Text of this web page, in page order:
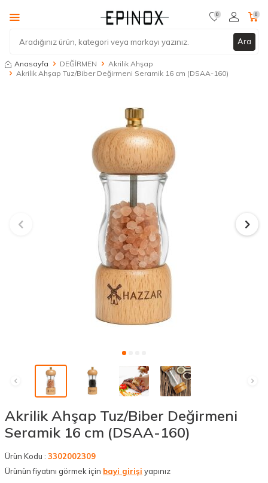
Ara
0 0
Anasayfa DEĞİRMEN
Akrilik Ahşap
Akrilik Ahşap Tuz/Biber Değirmeni Seramik 16 cm (DSAA-160)
Akrilik Ahşap Tuz/Biber Değirmeni
Seramik 16 cm (DSAA-160)
Ürün Kodu : 3302002309
Ürünün fiyatını görmek için bayi girişi yapınız